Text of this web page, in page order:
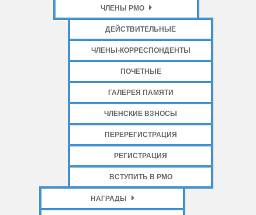
ЧЛЕНЫ РМО
ДЕЙСТВИТЕЛЬНЫЕ
ЧЛЕНЫ-КОРРЕСПОНДЕНТЫ
ПОЧЕТНЫЕ
ГАЛЕРЕЯ ПАМЯТИ
ЧЛЕНСКИЕ ВЗНОСЫ
ПЕРЕРЕГИСТРАЦИЯ
РЕГИСТРАЦИЯ
ВСТУПИТЬ В РМО
НАГРАДЫ